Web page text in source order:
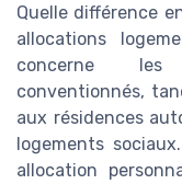
Quelle différence
allocations
concerne les
conventionnés,
aux résidences
logements
allocation